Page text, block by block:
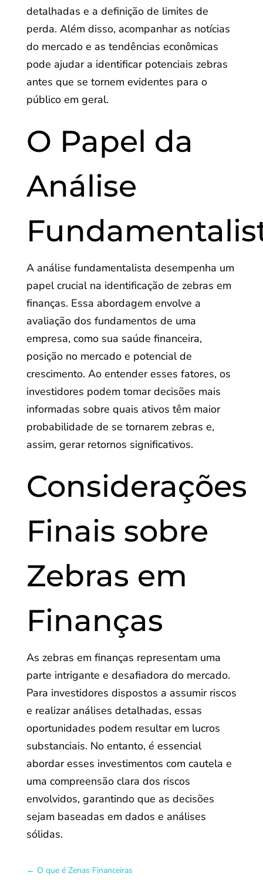
detalhadas e a definição de limites de
perda. Além disso, acompanhar as notícias
do mercado e as tendências econômicas
pode ajudar a identificar potenciais zebras
antes que se tornem evidentes para o
público em geral.
O Papel da
Análise
A análise fundamentalista desempenha um
papel crucial na identificação de zebras em
finanças. Essa abordagem envolve a
avaliação dos fundamentos de uma
empresa, como sua saúde financeira,
posição no mercado e potencial de
crescimento. Ao entender esses fatores, os
investidores podem tomar decisões mais
informadas sobre quais ativos têm maior
probabilidade de se tornarem zebras e,
assim, gerar retornos significativos.
Considerações
Finais sobre
Zebras em
Finanças
As zebras em finanças representam uma
parte intrigante e desafiadora do mercado.
Para investidores dispostos a assumir riscos
e realizar análises detalhadas, essas
oportunidades podem resultar em lucros
substanciais. No entanto, é essencial
abordar esses investimentos com cautela e
uma compreensão clara dos riscos
envolvidos, garantindo que as decisões
sejam baseadas em dados e análises
sólidas.
← O que é Zenas Financeiras